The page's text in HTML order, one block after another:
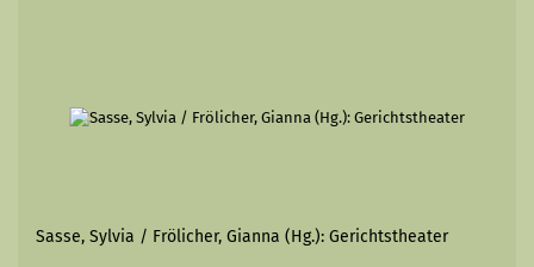
Sasse, Sylvia / Frölicher, Gianna (Hg.): Gerichtstheater